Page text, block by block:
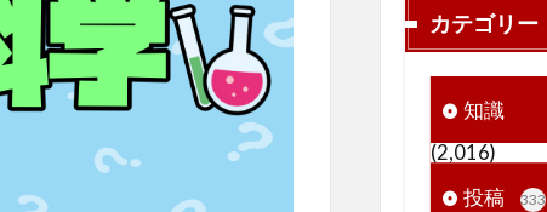
カテゴリー
知識
(2,016)
投稿
333